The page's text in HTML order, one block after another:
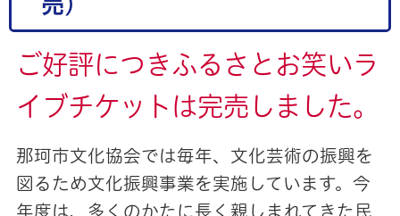
売)
ご好評につきふるさとお笑いラ
イブチケットは完売しました。
那珂市文化協会では毎年、文化芸術の振興を
図るため文化振興事業を実施しています。今
年度は、多くのかたに長く親しまれてきた民